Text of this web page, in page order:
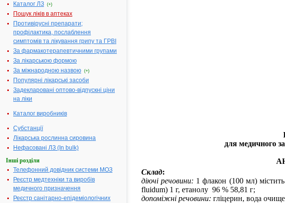
Каталог ЛЗ (+)
Пошук ліків в аптеках
Противірусні препарати;
профілактика, послаблення
симптомів та лікування грипу та ГРВІ
За фармакотерапевтичними групами
За лікарською формою
За міжнародною назвою (+)
Популярні лікарські засоби
Задекларовані оптово-відпускні ціни
на ліки
Каталог виробників
Субстанції
Лікарська рослинна сировина
Нефасовані ЛЗ (In bulk)
Інші розділи
Телефонний довідник системи МОЗ
Реєстр медтехніки та виробів
медичного призначення
Реєстр санітарно-епідеміологічних
для медичного
Склад:
діючі речовини: 1 флакон (100 мл)
fluidum) 1 г, етанолу 96 % 58,81 г;
допоміжні речовини: гліцерин, вода